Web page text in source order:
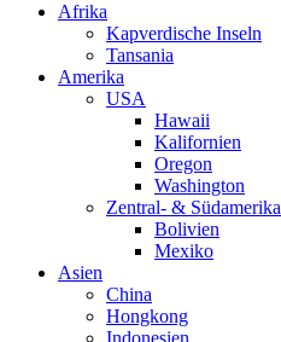
Afrika
Kapverdische Inseln
Tansania
Amerika
USA
Hawaii
Kalifornien
Oregon
Washington
Zentral- & Südamerika
Bolivien
Mexiko
Asien
China
Hongkong